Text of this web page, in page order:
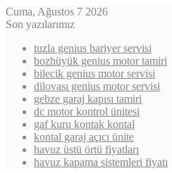
Cuma, Ağustos 7 2026
Son yazılarımız
tuzla genius bariyer servisi
bozhüyük genius motor tamiri
bilecik genius motor servisi
dilovası genius motor servisi
gebze garaj kapısı tamiri
dc motor kontrol ünitesi
gaf kuru kontak kontal
kontal garaj açıcı ünite
havuz üstü örtü fiyatları
havuz kapama sistemleri fiyatı